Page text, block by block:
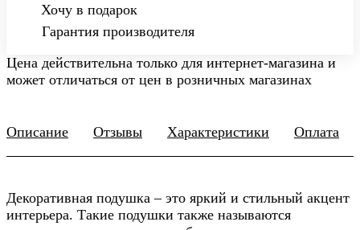
Хочу в подарок
Гарантия производителя
Цена действительна только для интернет-магазина и
может отличаться от цен в розничных магазинах
Описание Отзывы Характеристики Оплата
Декоративная подушка – это яркий и стильный акцент
интерьера. Такие подушки также называются